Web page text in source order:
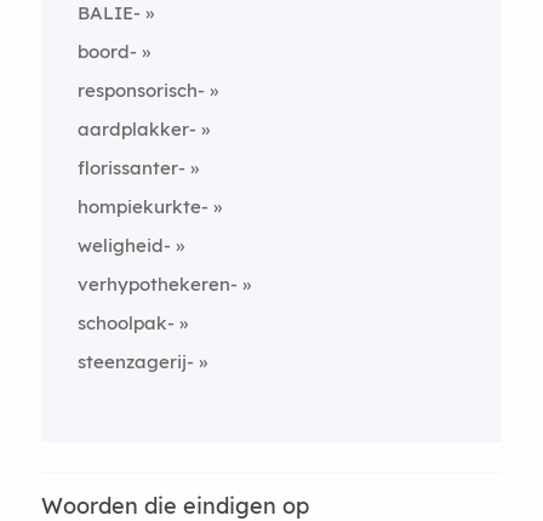
BALIE-
boord-
responsorisch-
aardplakker-
florissanter-
hompiekurkte-
weligheid-
verhypothekeren-
schoolpak-
steenzagerij-
Woorden die eindigen op